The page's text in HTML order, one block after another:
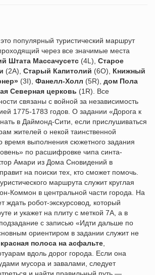
популярный туристический маршрут
через все значимые места
Штата Массачусетс (4L), Старое
(2A), Старый Капитолий (6O), Книжный
(3I), Фанелл-Холл (5R), дом Пола
Северная церковь (1R). Все
связаны с войной за независимость
1775-1783 годов. О задании «Дорога к
в Даймонд-Сити, если прислушиваться
жителей о некой таинственной
время выполнения сюжетного задания
по расшифровке чипа синта-
Амари из Дома Сновидений в
на поиски тех, кто сможет помочь.
маршрута служит круглая
Коммон в центральной части города. На
ждать робот-экскурсовод, который
и укажет на плиту с меткой 7A, а в
с записью «Идти дальше по
ориентиром в задании служит не
красная полоса на асфальте
вдоль дорог города. Если она
мусора и завалами, следует